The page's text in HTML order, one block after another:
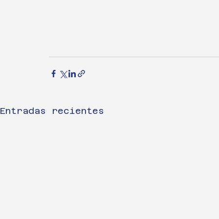
Entradas recientes